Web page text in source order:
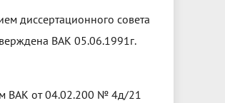
диссертационного совета
ВАК 05.06.1991г.
ВАК от 04.02.200 № 4д/21